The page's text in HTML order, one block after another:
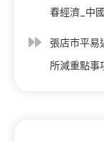
春經濟_中
張店市平易
所減重點事